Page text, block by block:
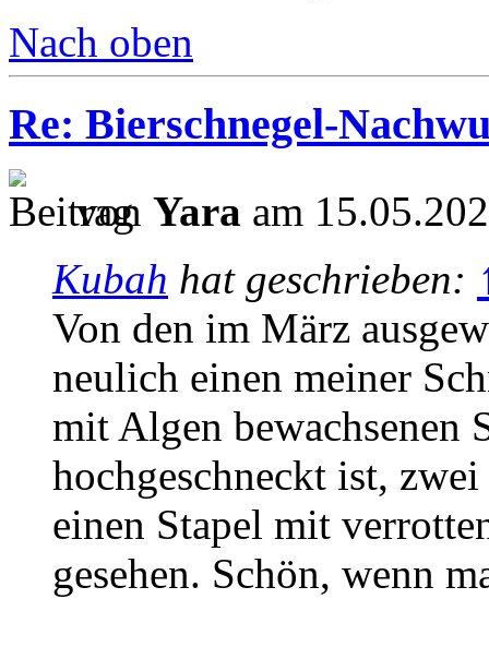
Nach oben
Re: Bierschnegel-
von Yara am
Kubah hat geschrieben:
Von den im März
neulich einen meiner
mit Algen bewachsenen
hochgeschneckt ist,
einen Stapel mit
gesehen. Schön, wenn